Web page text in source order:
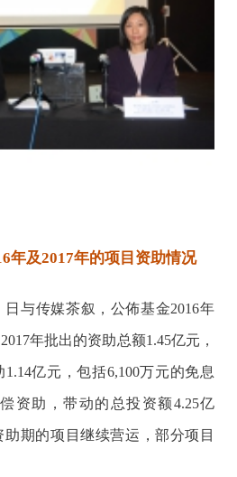
年及2017年的项目资助情况
与传媒茶叙，公佈基金2016年
年批出的资助总额1.45亿元，
亿元，包括6,100万元的免息
资助，带动的总投资额4.25亿
期的项目继续营运，部分项目